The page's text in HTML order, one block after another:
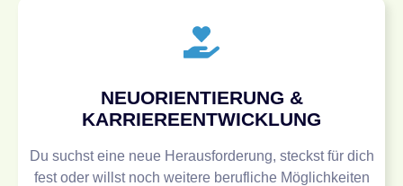
NEUORIENTIERUNG &
KARRIEREENTWICKLUNG
Du suchst eine neue Herausforderung, steckst für dich
fest oder willst noch weitere berufliche Möglichkeiten